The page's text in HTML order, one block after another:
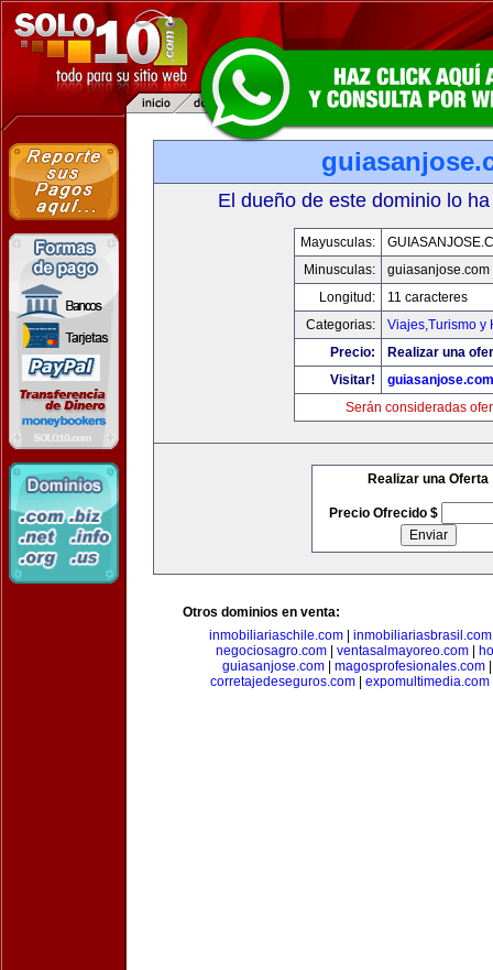
El dueño de este dominio lo
Mayusculas:
Minusculas:
guiasanjose.com
Longitud:
11 caracteres
Categorias:
Viajes,Turismo y
Precio:
Realizar una
Visitar!
guiasanjose.com
Serán consideradas
Realizar una Oferta
Precio Ofrecido $
Otros dominios en venta:
inmobiliariaschile.com| inmobiliariasbrasil.com
negociosagro.com
ventasalmayoreo.com
guiasanjose.com| magosprofesionales.com
corretajedeseguros.com
expomultimedia.com